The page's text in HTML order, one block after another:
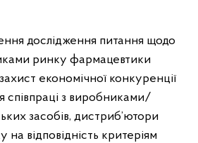
дослідження питання щодо
ринку фармацевтики
економічної конкуренції
співпраці з виробниками/
засобів, дистриб’ютори
на відповідність критеріям